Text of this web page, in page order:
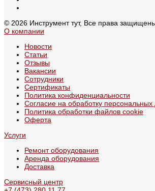
© 2026 Инструмент тут, Все права
О компании
Новости
Статьи
Отзывы
Вакансии
Сотрудники
Сертификаты
Политика конфиденциальности
Согласие на обработку
Политика обработки файлов cookie
Оферта
Услуги
Ремонт оборудования
Аренда оборудования
Доставка
Сервисный центр